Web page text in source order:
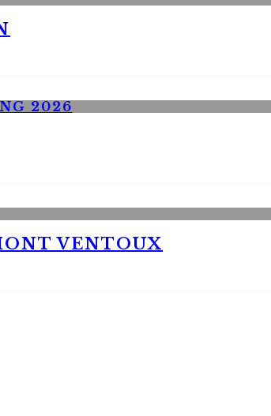
VENTOUX